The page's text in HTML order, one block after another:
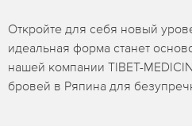
Откройте для себя новый
идеальная форма станет
нашей компании TIBET-
бровей в Ряпина для